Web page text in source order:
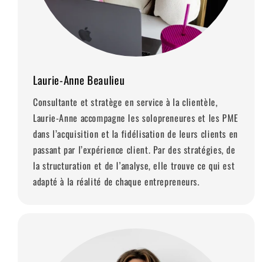
Laurie-Anne Beaulieu
Consultante et stratège en service à la clientèle,
Laurie-Anne accompagne les solopreneures et les PME
dans l’acquisition et la fidélisation de leurs clients en
passant par l’expérience client. Par des stratégies, de
la structuration et de l’analyse, elle trouve ce qui est
adapté à la réalité de chaque entrepreneurs.